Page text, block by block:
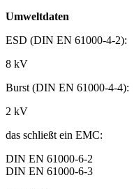
Umweltdaten
ESD (DIN EN 61000-4-2):
8 kV
Burst (DIN EN 61000-4-4):
2 kV
das schließt ein EMC:
DIN EN 61000-6-2
DIN EN 61000-6-3